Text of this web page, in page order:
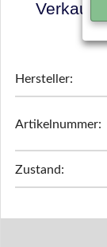
Hersteller:
Artikelnummer:
Zustand: